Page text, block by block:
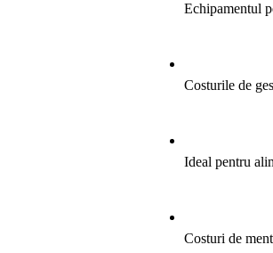
Echipamentul
Costurile de
Ideal pentru
Costuri de